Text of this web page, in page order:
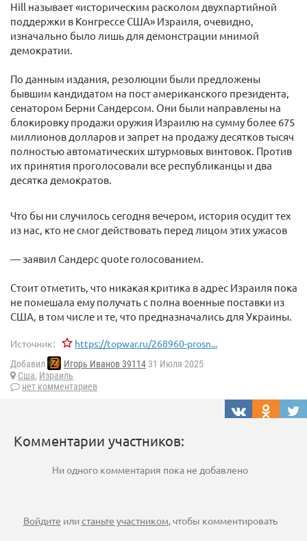
Hill называет «историческим расколом двухпартийной
поддержки в Конгрессе США» Израиля, очевидно,
изначально было лишь для демонстрации мнимой
демократии.
По данным издания, резолюции были предложены
бывшим кандидатом на пост американского президента,
сенатором Берни Сандерсом. Они были направлены на
блокировку продажи оружия Израилю на сумму более 675
миллионов долларов и запрет на продажу десятков тысяч
полностью автоматических штурмовых винтовок. Против
их принятия проголосовали все республиканцы и два
десятка демократов.
Что бы ни случилось сегодня вечером, история осудит тех
из нас, кто не смог действовать перед лицом этих ужасов
— заявил Сандерс quote голосованием.
Стоит отметить, что никакая критика в адрес Израиля пока
не помешала ему получать с полна военные поставки из
США, в том числе и те, что предназначались для Украины.
Источник: https://topwar.ru/268960-prosn...
Добавил Игорь Иванов 39114 31 Июля 2025
Сша, Израиль
нет комментариев
Комментарии участников:
Ни одного комментария пока не добавлено
Войдите илистаньте участником, чтобы комментировать